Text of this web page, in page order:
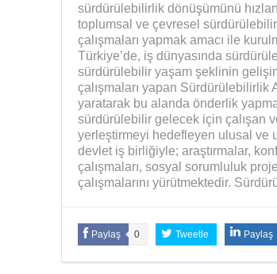
sürdürülebilirlik dönüşümünü
toplumsal ve çevresel
çalışmaları yapmak amacı ile
Türkiye’de, iş dünyasında
sürdürülebilir yaşam şeklinin
çalışmaları yapan
yaratarak bu alanda önderlik
sürdürülebilir gelecek için çalışan
yerleştirmeyi hedefleyen ulusal ve
devlet iş birliğiyle; araştırmalar,
çalışmaları, sosyal sorumluluk
çalışmalarını yürütmektedir.
Paylaş 0 Tweetle Paylaş